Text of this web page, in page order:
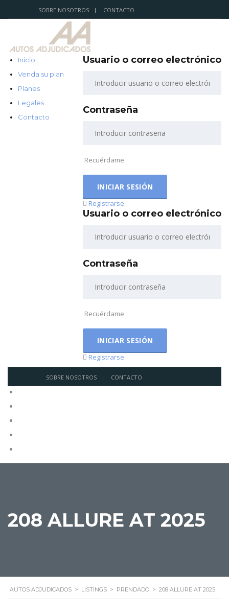
SOBRE NOSOTROS CONTACTO
Usuario o correo electrónico
Contraseña
Recuérdame
Registrarse
Usuario o correo electrónico
Contraseña
Recuérdame
Registrarse
Inicio
Venda su plan
Planes
Legales
Contacto
SOBRE NOSOTROS CONTACTO
208 ALLURE AT 2025
AUTOS ADJUDICADOS > LISTINGS > PRENDADO > 208 ALLURE AT 2025